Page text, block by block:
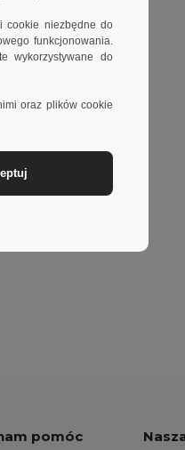
pomóc
cookie niezbędne do
funkcjonowania.
wykorzystywane do
oraz plików cookie